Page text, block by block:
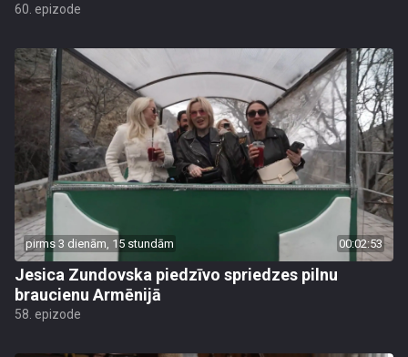
60. epizode
pirms 3 dienām, 15 stundām 00:02:53
Jesica Zundovska piedzīvo spriedzes pilnu
braucienu Armēnijā
58. epizode